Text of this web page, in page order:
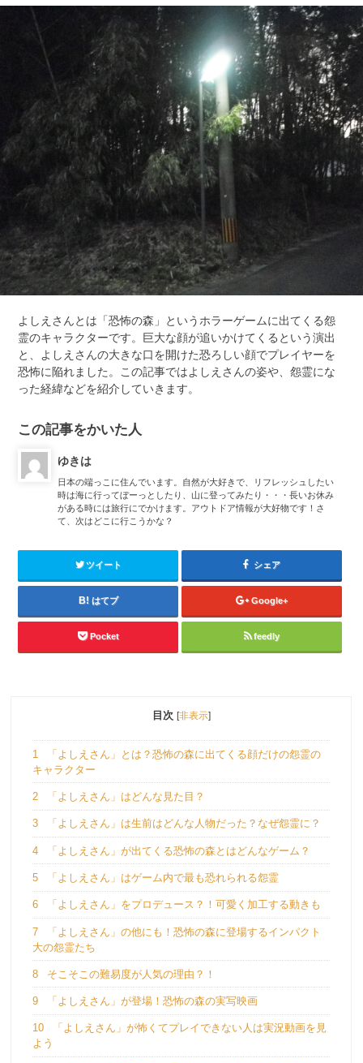
よしえさんとは「恐怖の森」というホラーゲームに出てくる怨
霊のキャラクターです。巨大な顔が追いかけてくるという演出
と、よしえさんの大きな口を開けた恐ろしい顔でプレイヤーを
恐怖に陥れました。この記事ではよしえさんの姿や、怨霊にな
った経緯などを紹介していきます。
この記事をかいた人
ゆきは
日本の端っこに住んでいます。自然が大好きで、リフレッシュしたい
時は海に行ってぼーっとしたり、山に登ってみたり・・・長いお休み
がある時には旅行にでかけます。アウトドア情報が大好物です！さ
て、次はどこに行こうかな？
ツイート シェア
はてブ Google+
Pocket feedly
目次 [非表示]
1
「よしえさん」とは？恐怖の森に出てくる顔だけの怨霊の
キャラクター
2 「よしえさん」はどんな見た目？
3 「よしえさん」は生前はどんな人物だった？なぜ怨霊に？
4 「よしえさん」が出てくる恐怖の森とはどんなゲーム？
5 「よしえさん」はゲーム内で最も恐れられる怨霊
6 「よしえさん」をプロデュース？！可愛く加工する動きも
7
「よしえさん」の他にも！恐怖の森に登場するインパクト
大の怨霊たち
8 そこそこの難易度が人気の理由？！
9 「よしえさん」が登場！恐怖の森の実写映画
10
「よしえさん」が怖くてプレイできない人は実況動画を見
よう